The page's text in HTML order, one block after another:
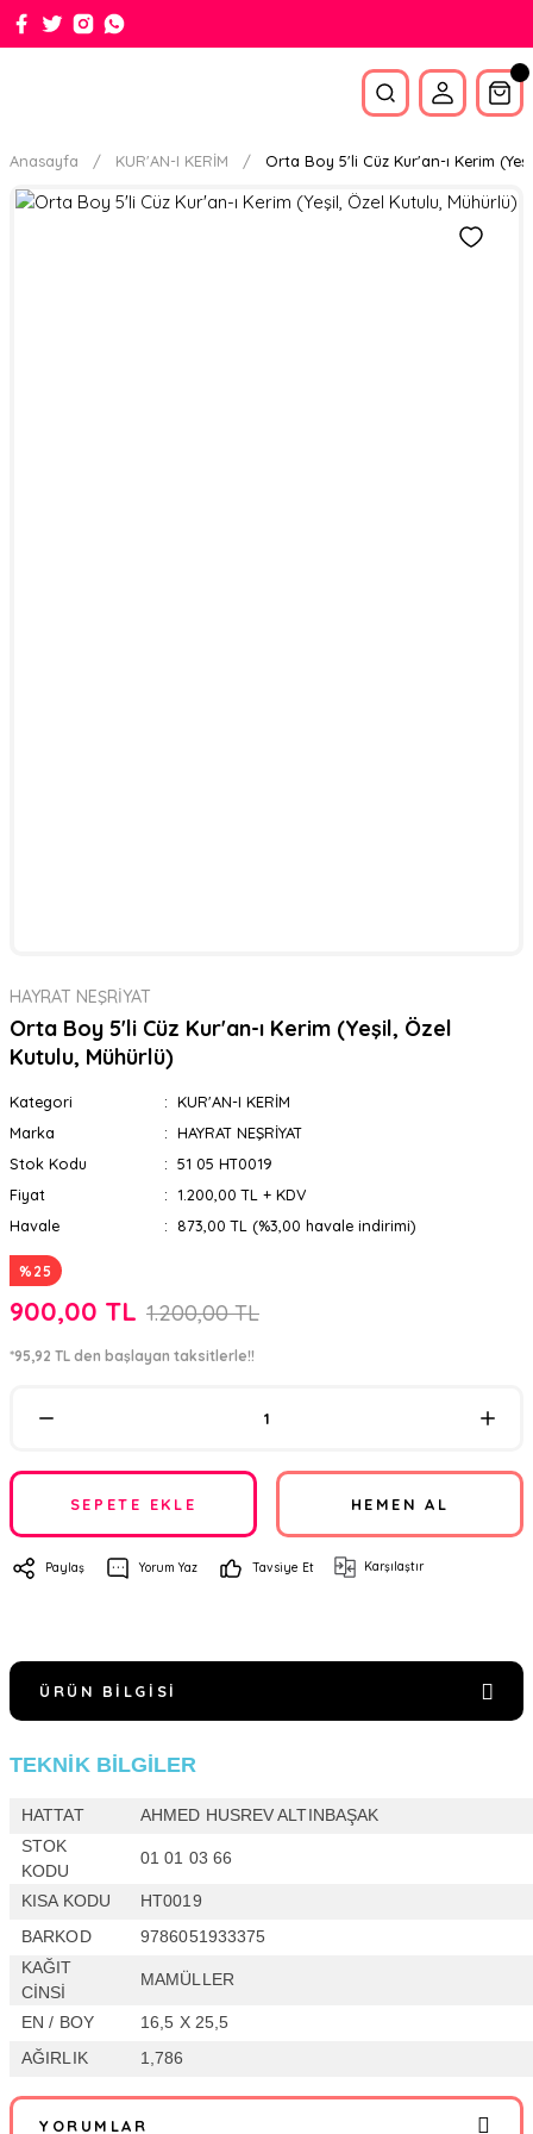
Anasayfa KUR'AN-I KERİM Orta Boy 5'li Cüz Kur'an-ı Kerim
HAYRAT NEŞRİYAT
Orta Boy 5'li Cüz Kur'an-ı Kerim (Yeşil, Özel
Kutulu, Mühürlü)
Kategori
KUR'AN-I KERİM
Marka
HAYRAT NEŞRİYAT
Stok Kodu
51 05 HT0019
Fiyat
1.200,00 TL + KDV
Havale
873,00 TL (%3,00 havale indirimi)
%25
900,00 TL 1.200,00 TL
*95,92 TL den başlayan taksitlerle!!
SEPETE EKLE HEMEN AL
Paylaş Yorum Yaz Tavsiye Et Karşılaştır
ÜRÜN BILGISI
TEKNİK BİLGİLER
HATTAT
AHMED HUSREV ALTINBAŞAK
STOK
KODU
01 01 03 66
KISA KODU
HT0019
BARKOD
9786051933375
KAĞIT
CİNSİ
MAMÜLLER
EN / BOY
16,5 X 25,5
AĞIRLIK
1,786
YORUMLAR